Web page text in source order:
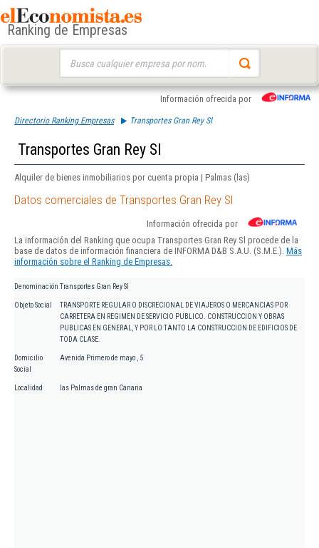
Ranking de Empresas
Información ofrecida por
Directorio Ranking Empresas Transportes Gran Rey Sl
Transportes Gran Rey Sl
Alquiler de bienes inmobiliarios por cuenta propia | Palmas (las)
Datos comerciales de Transportes Gran Rey Sl
Información ofrecida por
La información del Ranking que ocupa Transportes Gran Rey Sl procede de la
base de datos de información financiera de INFORMA D&B S.A.U. (S.M.E.). Más
información sobre el Ranking de Empresas.
Denominación Transportes Gran Rey Sl
Objeto Social
TRANSPORTE REGULAR O DISCRECIONAL DE VIAJEROS O MERCANCIAS POR
CARRETERA EN REGIMEN DE SERVICIO PUBLICO. CONSTRUCCION Y OBRAS
PUBLICAS EN GENERAL, Y POR LO TANTO LA CONSTRUCCION DE EDIFICIOS DE
TODA CLASE.
Domicilio
Social
Avenida Primero de mayo , 5
Localidad las Palmas de gran Canaria